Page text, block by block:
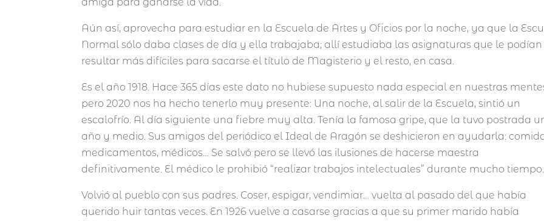
Aún así, aprovecha para estudiar en la Escuela de Artes y Oficios por la noche, ya que la
Normal sólo daba clases de día y ella trabajaba; allí estudiaba las asignaturas que le podían
resultar más difíciles para sacarse el título de Magisterio y el resto, en casa.
Es el año 1918. Hace 365 días este dato no hubiese supuesto nada especial en nuestras
pero 2020 nos ha hecho tenerlo muy presente: Una noche, al salir de la Escuela, sintió un
escalofrío. Al día siguiente una fiebre muy alta. Tenía la famosa gripe, que la tuvo postrada
año y medio. Sus amigos del periódico el Ideal de Aragón se deshicieron en ayudarla:
medicamentos, médicos… Se salvó pero se llevó las ilusiones de hacerse maestra
definitivamente. El médico le prohibió “realizar trabajos intelectuales” durante mucho tiempo.
Volvió al pueblo con sus padres. Coser, espigar, vendimiar… vuelta al pasado del que había
querido huir tantas veces. En 1926 vuelve a casarse gracias a que su primer marido había